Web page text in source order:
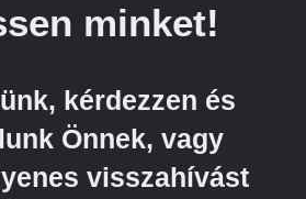
minket!
kérdezzen és
Önnek, vagy
visszahívást